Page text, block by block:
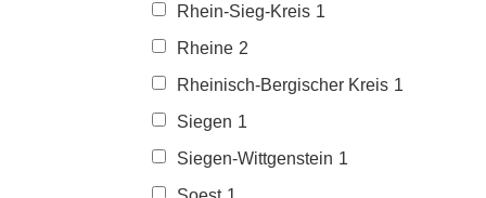
Rhein-Sieg-Kreis 1
Rheine 2
Rheinisch-Bergischer Kreis 1
Siegen 1
Siegen-Wittgenstein 1